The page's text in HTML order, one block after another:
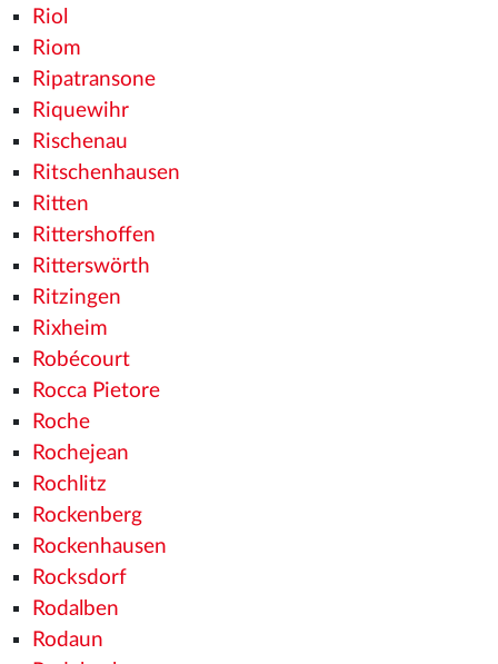
Riol
Riom
Ripatransone
Riquewihr
Rischenau
Ritschenhausen
Ritten
Rittershoffen
Ritterswörth
Ritzingen
Rixheim
Robécourt
Rocca Pietore
Roche
Rochejean
Rochlitz
Rockenberg
Rockenhausen
Rocksdorf
Rodalben
Rodaun